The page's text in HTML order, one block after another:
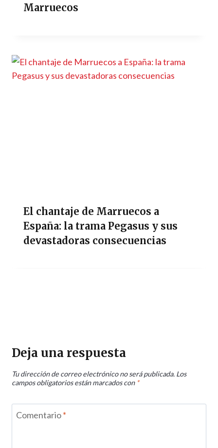
Marruecos
El chantaje de Marruecos a
España: la trama Pegasus y sus
devastadoras consecuencias
Deja una respuesta
Tu dirección de correo electrónico no será publicada. Los
campos obligatorios están marcados con *
Comentario*